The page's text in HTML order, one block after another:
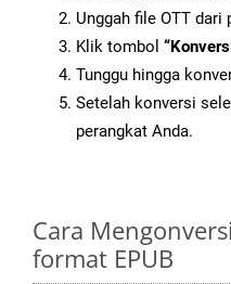
Unggah file OTT dari
Klik tombol
Tunggu hingga
Setelah konversi
perangkat Anda.
Cara
format EPUB